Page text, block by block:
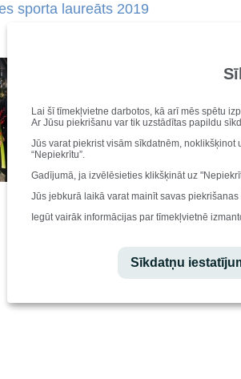
Lai šī tīmekļvietne darbotos, kā arī mēs spētu
Ar Jūsu piekrišanu var tik uzstādītas papildu
Jūs varat piekrist visām sīkdatnēm,
“Nepiekrītu”.
Gadījumā, ja izvēlēsieties klikšķināt uz
Jūs jebkurā laikā varat mainīt savas
Iegūt vairāk informācijas par tīmekļvietnē
Sīkdatņu
sporta laureāts 2019
saņemot Jaunatnes sporta
čempionāta sudraba godalgas
Foto: